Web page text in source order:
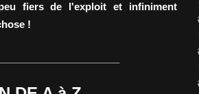
fiers de l'exploit et infiniment
!